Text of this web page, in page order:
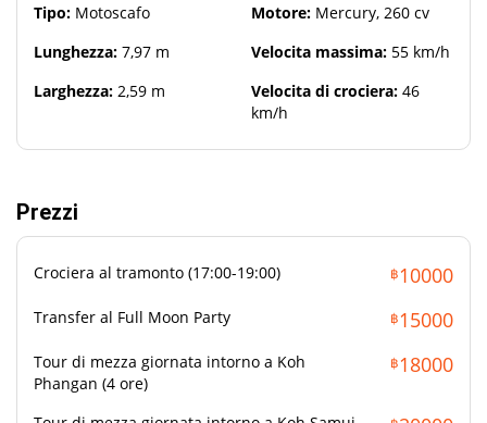
festoso transfer al Full Moon Party a Koh Phangan, una mezza
crociera allo spettacolare Parco Marino Nazionale di
Angthong. Il capitano e l'equipaggio si adattano ai vostri
desideri per creare la giornata perfetta in mare.
Cosa Portare
Costume da bagno
Tipo: Motoscafo Motore: Mercury, 260 cv
Lunghezza: 7,97 m Velocita massima: 55 km/h
Larghezza: 2,59 m Velocita di crociera: 46
km/h
Prezzi
Crociera al tramonto (17:00-19:00) ฿10000
Transfer al Full Moon Party ฿15000
Tour di mezza giornata intorno a Koh
Phangan (4 ore)
฿18000